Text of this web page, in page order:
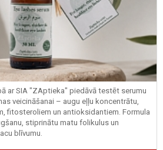
ar SIA "ZAptieka" piedāvā testēt serumu
veicināšanai – augu eļļu koncentrātu,
fitosteroliem un antioksidantiem. Formula
stiprinātu matu folikulus un
blīvumu.